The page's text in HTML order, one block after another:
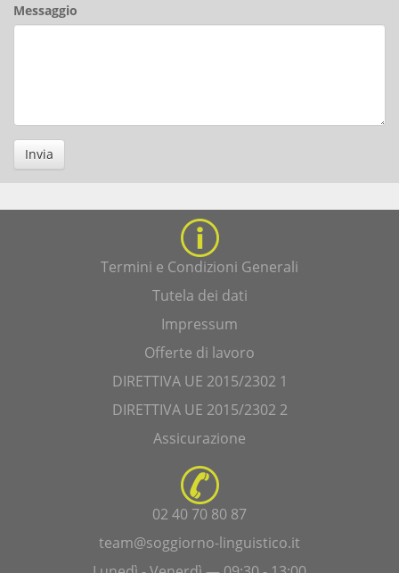
Messaggio
Invia
Termini e Condizioni Generali
Tutela dei dati
Impressum
Offerte di lavoro
DIRETTIVA UE 2015/2302 1
DIRETTIVA UE 2015/2302 2
Assicurazione
02 40 70 80 87
team@soggiorno-linguistico.it